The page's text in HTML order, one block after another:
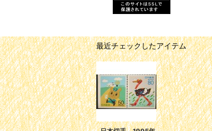
最近チェックしたアイテム